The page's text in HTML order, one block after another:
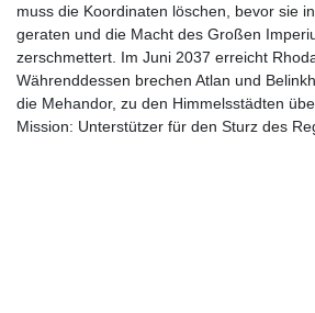
muss die Koordinaten löschen, bevor sie
geraten und die Macht des Großen
zerschmettert. Im Juni 2037 erreicht
Währenddessen brechen Atlan und
die Mehandor, zu den Himmelsstädten
Mission: Unterstützer für den Sturz des